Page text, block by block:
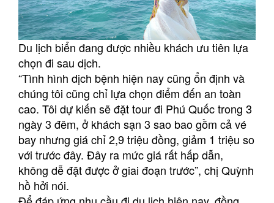
Du lịch biển đang được nhiều khách ưu tiên lựa
chọn đi sau dịch.
“Tình hình dịch bệnh hiện nay cũng ổn định và
chúng tôi cũng chỉ lựa chọn điểm đến an toàn
cao. Tôi dự kiến sẽ đặt tour đi Phú Quốc trong 3
ngày 3 đêm, ở khách sạn 3 sao bao gồm cả vé
bay nhưng giá chỉ 2,9 triệu đồng, giảm 1 triệu so
với trước đây. Đây ra mức giá rất hấp dẫn,
không dễ đặt được ở giai đoạn trước”, chị Quỳnh
hồ hởi nói.